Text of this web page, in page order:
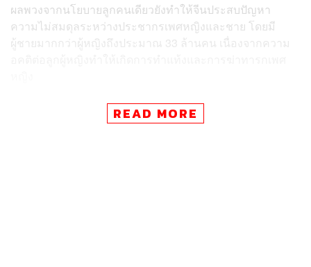
ผลพวงจากนโยบายลูกคนเดียวยังทำให้จีนประสบปัญหา
ความไม่สมดุลระหว่างประชากรเพศหญิงและชาย โดยมี
ผู้ชายมากกว่าผู้หญิงถึงประมาณ 33 ล้านคน
เนื่องจากความ
เเม้จีนจะมีจำนวนประชากรมหาศาล แต่จีนกำลังประสบกับ
ปัญหาประชากรสูงวัยเพิ่มขึ้น จำนวนประชากรวัยเเรงงานลด
READ MORE